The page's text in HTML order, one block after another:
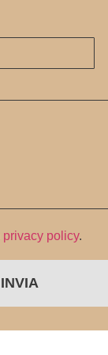
privacy policy.
INVIA